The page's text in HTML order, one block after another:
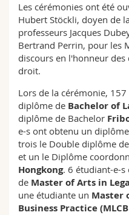
Les cérémonies ont été
Hubert Stöckli, doyen de
professeurs Jacques
Bertrand Perrin, pour les
discours en l'honneur
droit.
Lors de la cérémonie,
diplôme de Bachelor of
diplôme de Bachelor
e-s ont obtenu un
trois le Double diplôme
et un le Diplôme
Hongkong. 6 étudiant-e-
de Master of Arts in
une étudiante un Master
Business Practice